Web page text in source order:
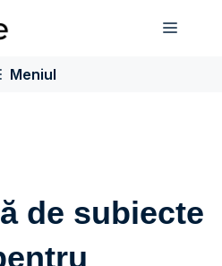
Meniul
de subiecte